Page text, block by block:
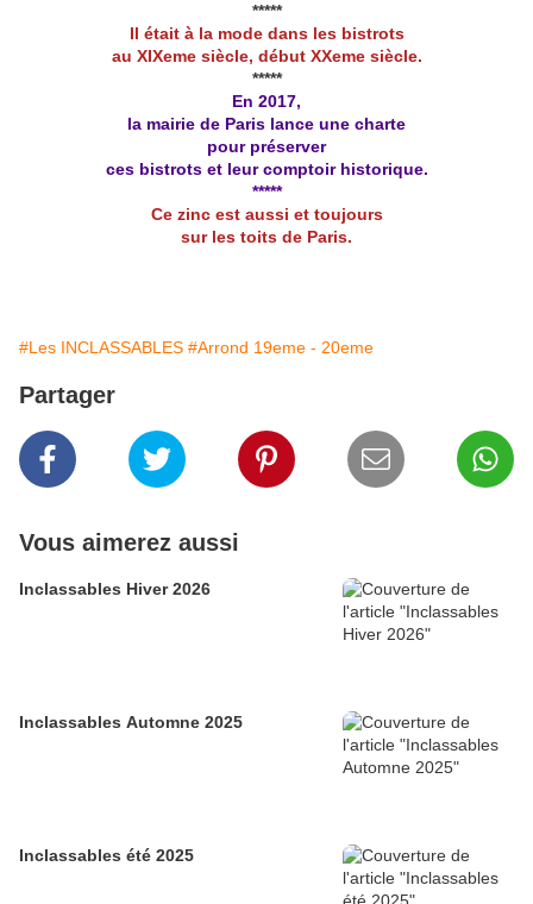
*****
Il était à la mode dans les bistrots
au XIXeme siècle, début XXeme siècle.
*****
En 2017,
la mairie de Paris lance une charte
pour préserver
ces bistrots et leur comptoir historique.
*****
Ce zinc est aussi et toujours
sur les toits de Paris.
#Les INCLASSABLES #Arrond 19eme - 20eme
Partager
Vous aimerez aussi
Inclassables Hiver 2026
Inclassables Automne 2025
Inclassables été 2025